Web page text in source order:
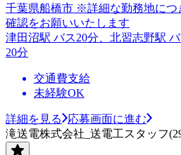
千葉県船橋市 ※詳細な勤務地につ
確認をお願いいたします
津田沼駅 バス20分、北習志野駅
20分
交通費支給
未経験OK
詳細を見る
応募画面に進む
滝送電株式会社_送電工スタッフ